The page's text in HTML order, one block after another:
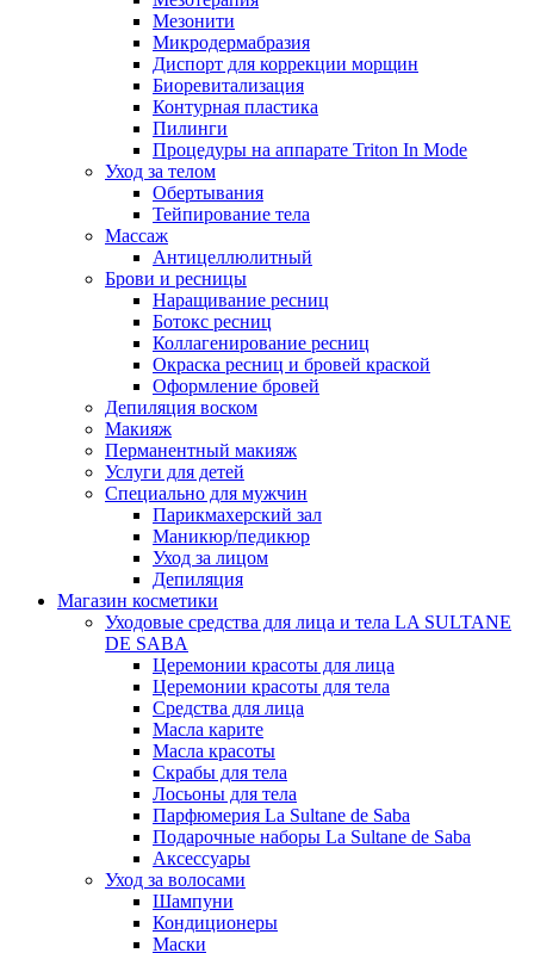
Мезонити
Микродермабразия
Диспорт для коррекции морщин
Биоревитализация
Контурная пластика
Пилинги
Процедуры на аппарате Triton In Mode
Уход за телом
Обертывания
Тейпирование тела
Массаж
Антицеллюлитный
Брови и ресницы
Наращивание ресниц
Ботокс ресниц
Коллагенирование ресниц
Окраска ресниц и бровей краской
Оформление бровей
Депиляция воском
Макияж
Перманентный макияж
Услуги для детей
Специально для мужчин
Парикмахерский зал
Маникюр/педикюр
Уход за лицом
Депиляция
Магазин косметики
Уходовые средства для лица и тела LA SULTANE
DE SABA
Церемонии красоты для лица
Церемонии красоты для тела
Средства для лица
Масла карите
Масла красоты
Скрабы для тела
Лосьоны для тела
Парфюмерия La Sultane de Saba
Подарочные наборы La Sultane de Saba
Аксессуары
Уход за волосами
Шампуни
Кондиционеры
Маски